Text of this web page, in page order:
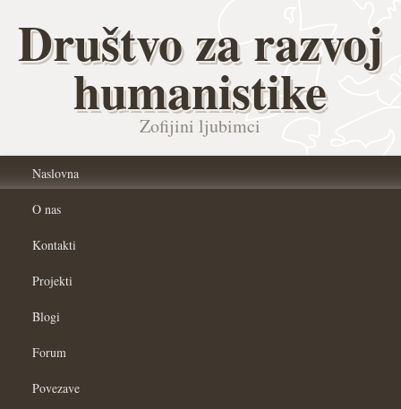
Društvo za razvoj
humanistike
Zofijini ljubimci
Naslovna
O nas
Kontakti
Projekti
Blogi
Forum
Povezave